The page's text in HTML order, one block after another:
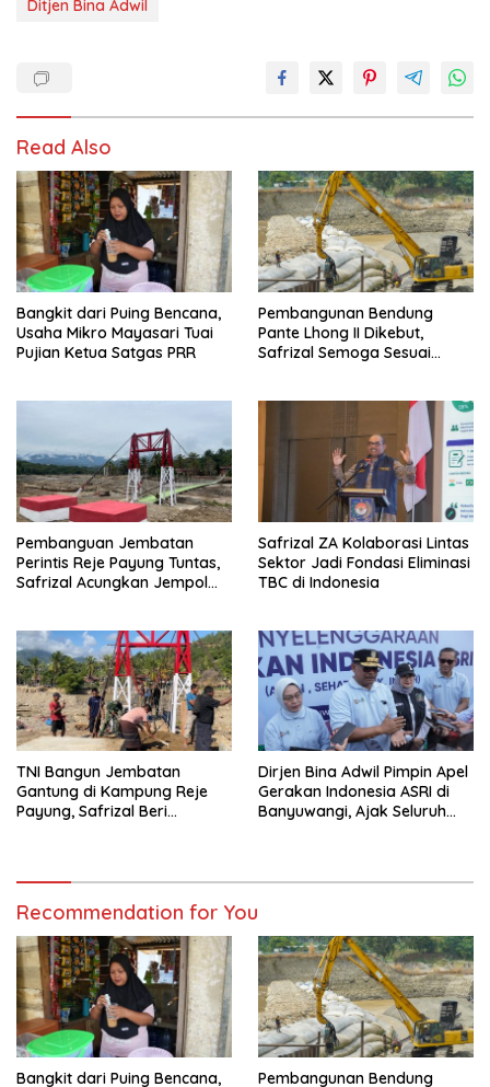
Ditjen Bina Adwil
Read Also
Bangkit dari Puing Bencana,
Usaha Mikro Mayasari Tuai
Pujian Ketua Satgas PRR
Pembangunan Bendung
Pante Lhong II Dikebut,
Safrizal Semoga Sesuai
Pembanguan Jembatan
Perintis Reje Payung Tuntas,
Safrizal Acungkan Jempol
Safrizal ZA Kolaborasi Lintas
Sektor Jadi Fondasi Eliminasi
TBC di Indonesia
TNI Bangun Jembatan
Gantung di Kampung Reje
Payung, Safrizal Beri
Dirjen Bina Adwil Pimpin Apel
Gerakan Indonesia ASRI di
Banyuwangi, Ajak Seluruh
Recommendation for You
Bangkit dari Puing Bencana,
Pembangunan Bendung